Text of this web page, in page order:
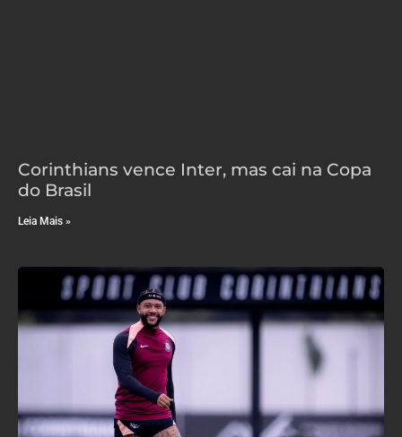
Corinthians vence Inter, mas cai na Copa
do Brasil
Leia Mais »